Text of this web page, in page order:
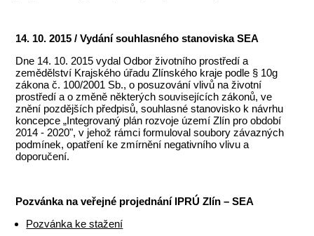
14. 10. 2015 / Vydání souhlasného stanoviska SEA
Dne 14. 10. 2015 vydal Odbor životního prostředí a
zemědělství Krajského úřadu Zlínského kraje podle § 10g
zákona č. 100/2001 Sb., o posuzování vlivů na životní
prostředí a o změně některých souvisejících zákonů, ve
znění pozdějších předpisů, souhlasné stanovisko k návrhu
koncepce „Integrovaný plán rozvoje území Zlín pro období
2014 - 2020", v jehož rámci formuloval soubory závazných
podmínek, opatření ke zmírnění negativního vlivu a
doporučení.
Pozvánka na veřejné projednání IPRÚ Zlín – SEA
Pozvánka ke stažení